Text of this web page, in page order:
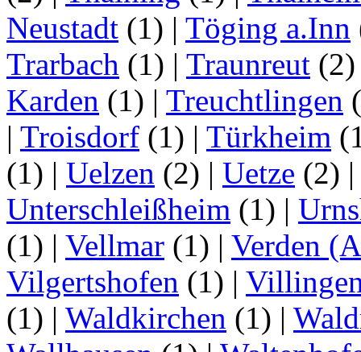
Neustadt (1) | Töging a.Inn
Trarbach (1) | Traunreut
Karden (1) | Treuchtlingen
| Troisdorf (1) | Türkheim
(1) | Uelzen (2) | Uetze (2)
Unterschleißheim (1) |
(1) | Vellmar (1) | Verden
Vilgertshofen (1) |
(1) | Waldkirchen (1) |